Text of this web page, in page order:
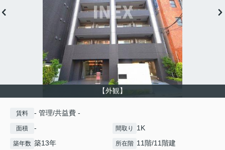
【外観】
賃料 - 管理/共益費 -
面積 - 間取り 1K
築年数 築13年 所在階 11階/11階建